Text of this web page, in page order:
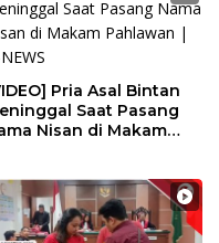
Pria Asal Bintan
Saat Pasang
Nisan di Makam